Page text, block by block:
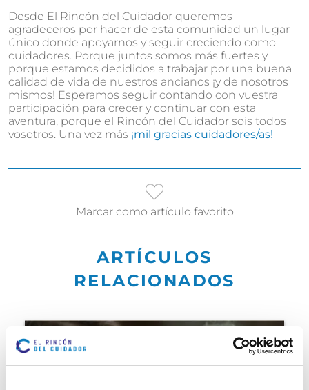
Desde El Rincón del Cuidador queremos
agradeceros por hacer de esta comunidad un lugar
único donde apoyarnos y seguir creciendo como
cuidadores. Porque juntos somos más fuertes y
porque estamos decididos a trabajar por una buena
calidad de vida de nuestros ancianos ¡y de nosotros
mismos! Esperamos seguir contando con vuestra
participación para crecer y continuar con esta
aventura, porque el Rincón del Cuidador sois todos
vosotros. Una vez más ¡mil gracias cuidadores/as!
Marcar como artículo favorito
ARTÍCULOS
RELACIONADOS